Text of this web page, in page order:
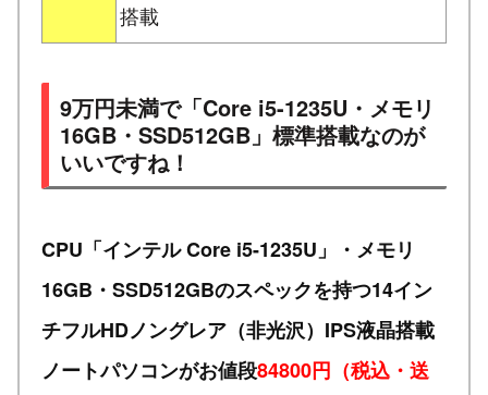
搭載
9万円未満で「Core i5-1235U・メモリ
16GB・SSD512GB」標準搭載なのが
いいですね！
CPU「インテル Core i5-1235U」・メモリ
16GB・SSD512GBのスペックを持つ14イン
チフルHDノングレア（非光沢）IPS液晶搭載
ノートパソコンがお値段84800円（税込・送